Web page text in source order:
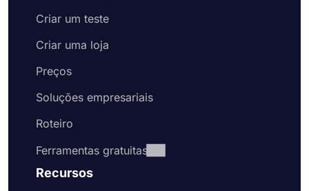
Criar um teste
Criar uma loja
Preços
Soluções empresariais
Roteiro
Ferramentas gratuitas
Recursos